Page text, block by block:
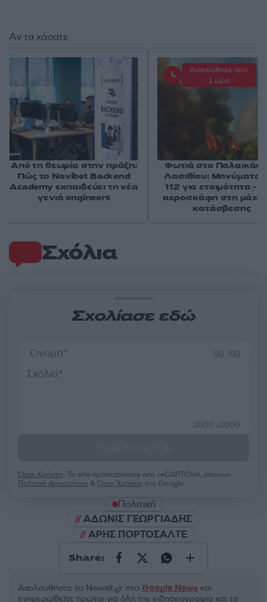
Σχόλια
Σχολίασε εδώ
50 /50
2000 /2000
Όροι Χρήσης. Το site προστατεύεται από reCAPTCHA, ισχύουν
Πολιτική Απορρήτου &Όροι Χρήσης της Google.
Πολιτική
ΑΔΩΝΙΣ ΓΕΩΡΓΙΑΔΗΣ
ΑΡΗΣ ΠΟΡΤΟΣΑΛΤΕ
Share:
Ακολουθήστε το Νewsit.gr στο Google News και
ενημερωθείτε πρώτοι για όλη την ειδησεογραφία και τα
Αν τα χάσατε
Από τη θεωρία στην πράξη:
Πώς το Novibet Backend
Academy εκπαιδεύει τη νέα
γενιά engineers
Ανανεώθηκε πριν
1 ώρα
Φωτιά στο
Λασιθίου: Μηνύματα
112 για ετοιμότητα -
αεροσκάφη στη μάχη
κατάσβεσης